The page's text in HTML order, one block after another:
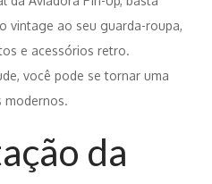
vintage ao seu guarda-roupa,
e acessórios retro.
você pode se tornar uma
modernos.
da